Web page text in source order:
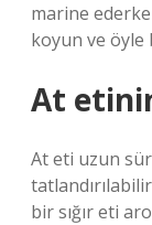
marine
koyun ve öyle
At
At eti uzun
bir sığır eti